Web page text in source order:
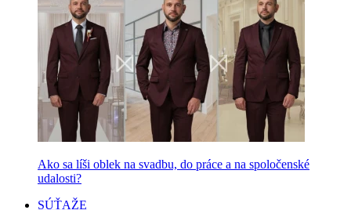
Ako sa líši oblek na svadbu, do práce a na spoločenské
udalosti?
SÚŤAŽE